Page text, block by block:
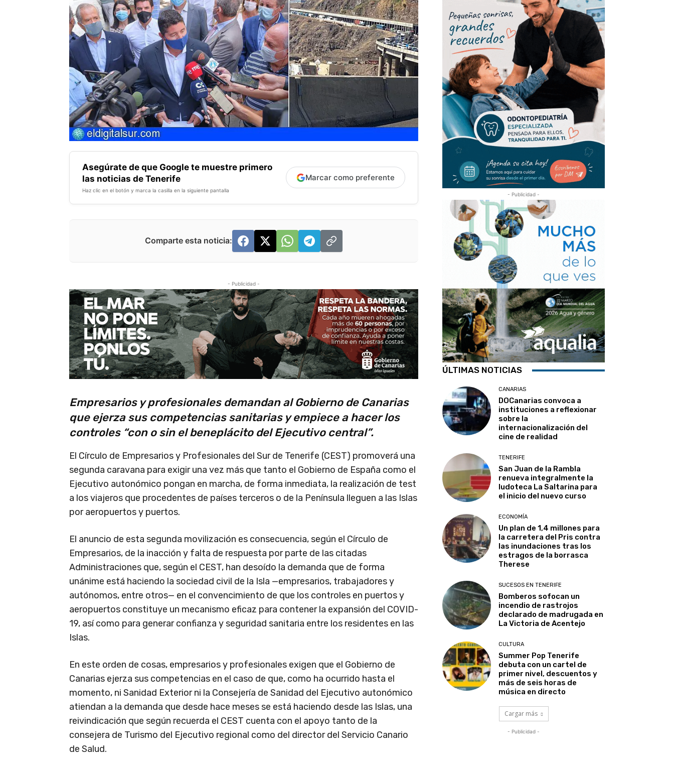
Asegúrate de que Google te muestre primero
las noticias de Tenerife
Haz clic en el botón y marca la casilla en la siguiente pantalla
Marcar como preferente
Comparte esta noticia:
- Publicidad -
Empresarios y profesionales demandan al Gobierno de Canarias
que ejerza sus competencias sanitarias y empiece a hacer los
controles “con o sin el beneplácito del Ejecutivo central”.
El Círculo de Empresarios y Profesionales del Sur de Tenerife (CEST) promoverá una
segunda caravana para exigir una vez más que tanto el Gobierno de España como el
Ejecutivo autonómico pongan en marcha, de forma inmediata, la realización de test
a los viajeros que procedentes de países terceros o de la Península lleguen a las Islas
por aeropuertos y puertos.
El anuncio de esta segunda movilización es consecuencia, según el Círculo de
Empresarios, de la inacción y falta de respuesta por parte de las citadas
Administraciones que, según el CEST, han desoído la demanda que de forma
unánime está haciendo la sociedad civil de la Isla —empresarios, trabajadores y
autónomos, entre otros— en el convencimiento de que los controles en puertos y
aeropuertos constituye un mecanismo eficaz para contener la expansión del COVID-
19, así como para generar confianza y seguridad sanitaria entre los residentes en las
Islas.
En este orden de cosas, empresarios y profesionales exigen que el Gobierno de
Canarias ejerza sus competencias en el caso de que, como ha ocurrido hasta el
momento, ni Sanidad Exterior ni la Consejería de Sanidad del Ejecutivo autonómico
atiendan a la demanda que desde hace meses se está haciendo desde las Islas, una
reivindicación que según recuerda el CEST cuenta con el apoyo tanto de la
consejera de Turismo del Ejecutivo regional como del director del Servicio Canario
de Salud.
- Publicidad -
ÚLTIMAS NOTICIAS
CANARIAS
DOCanarias convoca a
instituciones a reflexionar
sobre la
internacionalización del
cine de realidad
TENERIFE
San Juan de la Rambla
renueva integralmente la
ludoteca La Saltarina para
el inicio del nuevo curso
ECONOMÍA
Un plan de 1,4 millones para
la carretera del Pris contra
las inundaciones tras los
estragos de la borrasca
Therese
SUCESOS EN TENERIFE
Bomberos sofocan un
incendio de rastrojos
declarado de madrugada en
La Victoria de Acentejo
CULTURA
Summer Pop Tenerife
debuta con un cartel de
primer nivel, descuentos y
más de seis horas de
música en directo
Cargar más
- Publicidad -